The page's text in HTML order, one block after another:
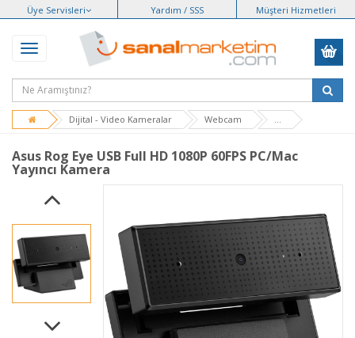
Üye Servisleri Yardım / SSS Müşteri Hizmetleri
Dijital - Video Kameralar Webcam
Asus Rog Eye USB Full HD 1080P 60FPS PC/Mac
Yayıncı Kamera